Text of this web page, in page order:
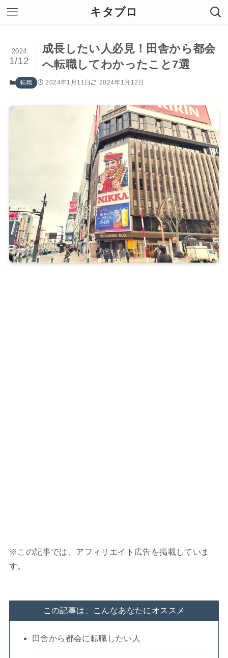
キタブロ
成長したい人必見！田舎から都会
へ転職してわかったこと7選
2024
1/12
転職 2024年1月11日 2024年1月12日
※この記事では、アフィリエイト広告を掲載していま
す。
この記事は、こんなあなたにオススメ
田舎から都会に転職したい人